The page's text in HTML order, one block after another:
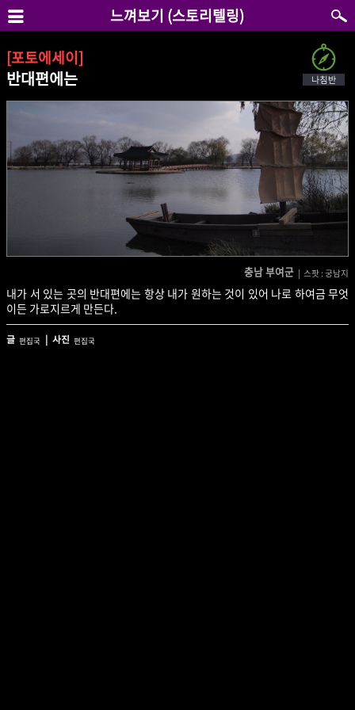
느껴보기 (스토리텔링)
[포토에세이]
반대편에는
충남 부여군 | 스팟 : 궁남지
내가 서 있는 곳의 반대편에는 항상 내가 원하는 것이 있어 나로 하여금 무엇
이든 가로지르게 만든다.
글 편집국 | 사진 편집국